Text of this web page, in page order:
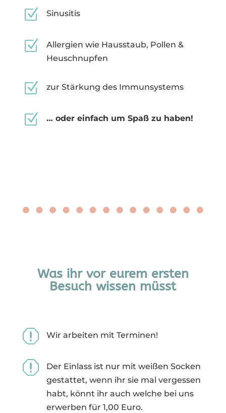
Z Sinusitis
Z
Allergien wie Hausstaub, Pollen &
Heuschnupfen
Z zur Stärkung des Immunsystems
Z … oder einfach um Spaß zu haben!
Was ihr vor eurem ersten
Besuch wissen müsst
q Wir arbeiten mit Terminen!
q
Der Einlass ist nur mit weißen Socken
gestattet, wenn ihr sie mal vergessen
habt, könnt ihr auch welche bei uns
erwerben für 1,00 Euro.